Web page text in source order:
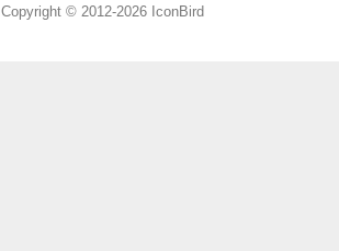
Copyright © 2012-2026 IconBird